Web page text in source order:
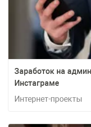
Заработок на
Инстаграме
Интернет-проекты